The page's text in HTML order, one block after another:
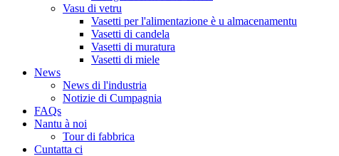
Vasu di vetru
Vasetti per l'alimentazione è u almacenamentu
Vasetti di candela
Vasetti di muratura
Vasetti di miele
News
News di l'industria
Notizie di Cumpagnia
FAQs
Nantu à noi
Tour di fabbrica
Cuntatta ci